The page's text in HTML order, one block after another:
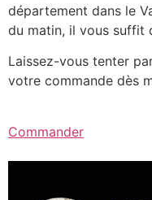
département dans le
du matin, il vous suffit
Laissez-vous tenter
votre commande dès
Commander